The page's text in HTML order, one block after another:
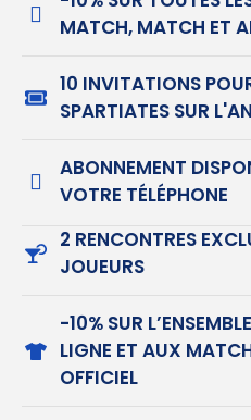
MATCH, MATCH ET
10 INVITATIONS
SPARTIATES SUR
ABONNEMENT
VOTRE TÉLÉPHONE
2 RENCONTRES
JOUEURS
-10% SUR
LIGNE ET AUX
OFFICIEL